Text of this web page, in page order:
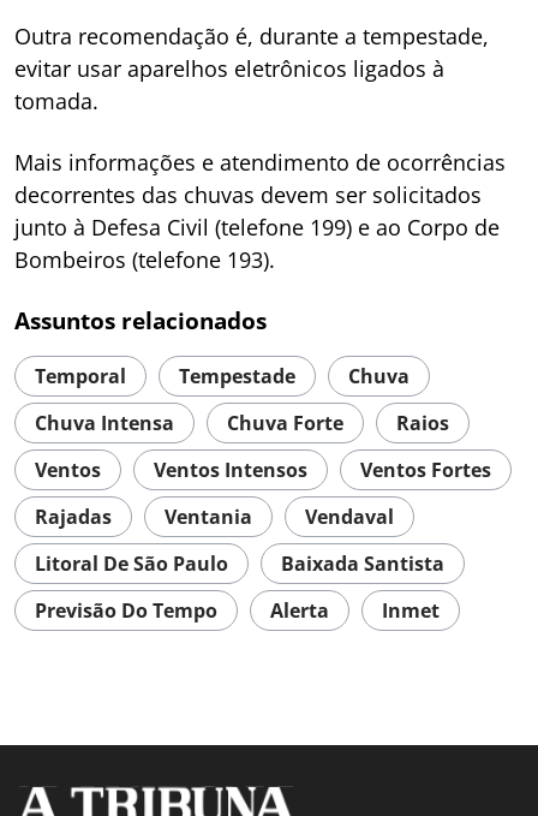
Outra recomendação é, durante a tempestade,
evitar usar aparelhos eletrônicos ligados à
tomada.
Mais informações e atendimento de ocorrências
decorrentes das chuvas devem ser solicitados
junto à Defesa Civil (telefone 199) e ao Corpo de
Bombeiros (telefone 193).
Assuntos relacionados
Temporal Tempestade
Chuva
Chuva Intensa
Chuva Forte
Raios
Ventos
Ventos Intensos
Ventos Fortes
Rajadas
Ventania
Vendaval
Litoral De São Paulo
Baixada Santista
Previsão Do Tempo
Alerta Inmet